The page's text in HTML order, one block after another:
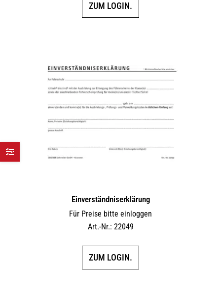
ZUM LOGIN.
Einverständniserklärung
Für Preise bitte einloggen
Art.-Nr.: 22049
ZUM LOGIN.